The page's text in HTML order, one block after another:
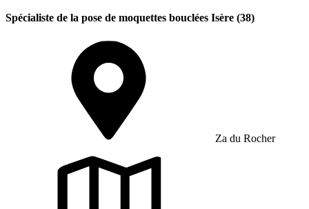
Spécialiste de la pose de moquettes bouclées Isère (38)
Za du Rocher